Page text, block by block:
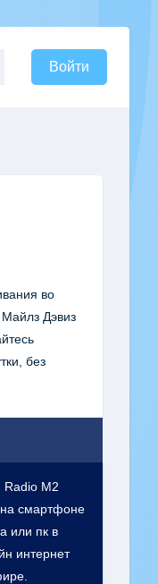
Войти
во
Дэвиз
без
M2
смартфоне
или пк в
интернет